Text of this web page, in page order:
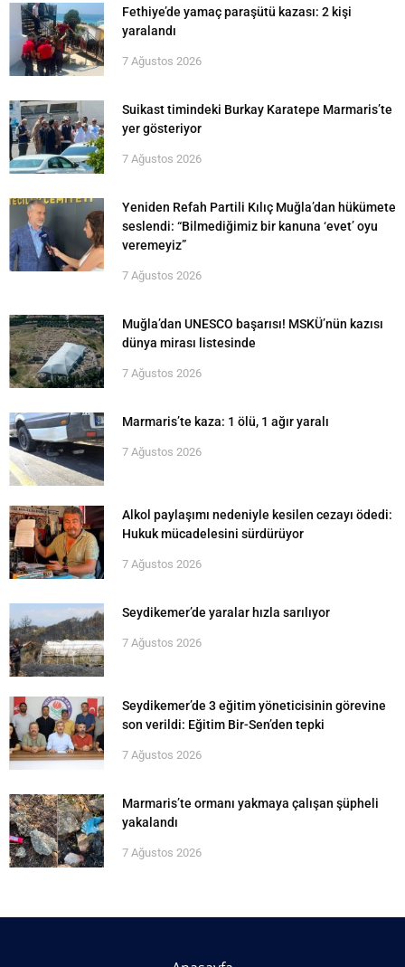
Fethiye’de yamaç paraşütü kazası: 2 kişi
yaralandı
7 Ağustos 2026
Suikast timindeki Burkay Karatepe Marmaris’te
yer gösteriyor
7 Ağustos 2026
Yeniden Refah Partili Kılıç Muğla’dan hükümete
seslendi: “Bilmediğimiz bir kanuna ‘evet’ oyu
veremeyiz”
7 Ağustos 2026
Muğla’dan UNESCO başarısı! MSKÜ’nün kazısı
dünya mirası listesinde
7 Ağustos 2026
Marmaris’te kaza: 1 ölü, 1 ağır yaralı
7 Ağustos 2026
Alkol paylaşımı nedeniyle kesilen cezayı ödedi:
Hukuk mücadelesini sürdürüyor
7 Ağustos 2026
Seydikemer’de yaralar hızla sarılıyor
7 Ağustos 2026
Seydikemer’de 3 eğitim yöneticisinin görevine
son verildi: Eğitim Bir-Sen’den tepki
7 Ağustos 2026
Marmaris’te ormanı yakmaya çalışan şüpheli
yakalandı
7 Ağustos 2026